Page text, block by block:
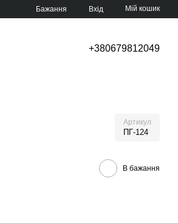
Бажання Вхід Мій кошик
+380679812049
Артикул
ПГ-124
В бажання